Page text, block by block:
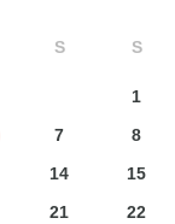
S S
1
7
8
14
15
21
22